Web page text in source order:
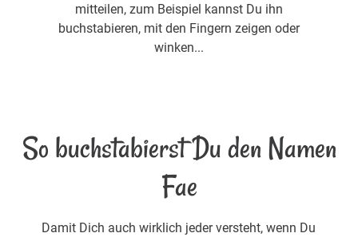
mitteilen, zum Beispiel kannst Du ihn
buchstabieren, mit den Fingern zeigen oder
winken...
So buchstabierst Du den Namen
Fae
Damit Dich auch wirklich jeder versteht, wenn Du